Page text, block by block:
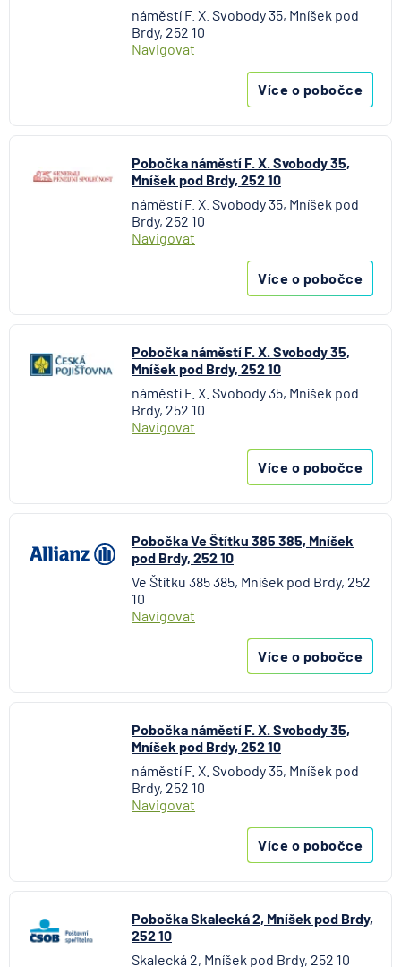
KB Penzijní společnost
Max banka
MetLife Europe d.a.c.
Modrá pyramida stavební spořitelna
MONETA Money Bank
NN Penzijní společnost
NN Životná poisťovňa
Oberbank AG
Raiffeisen stavební spořitelna
Trinity Bank
UniCredit Bank
UNIQA penzijní společnost
UNIQA pojišťovna
Volksbank Raiffeisenbank Nordoberpfalz eG
Východosaská spořitelna Drážďany
náměstí F. X. Svobody 35, Mníšek pod
Brdy, 252 10
Navigovat
Více o pobočce
Pobočka náměstí F. X. Svobody 35,
Mníšek pod Brdy, 252 10
náměstí F. X. Svobody 35, Mníšek pod
Brdy, 252 10
Navigovat
Více o pobočce
Pobočka náměstí F. X. Svobody 35,
Mníšek pod Brdy, 252 10
náměstí F. X. Svobody 35, Mníšek pod
Brdy, 252 10
Navigovat
Více o pobočce
Pobočka Ve Štítku 385 385, Mníšek
pod Brdy, 252 10
Ve Štítku 385 385, Mníšek pod Brdy, 252
10
Navigovat
Více o pobočce
Pobočka náměstí F. X. Svobody 35,
Mníšek pod Brdy, 252 10
náměstí F. X. Svobody 35, Mníšek pod
Brdy, 252 10
Navigovat
Více o pobočce
Pobočka Skalecká 2, Mníšek pod Brdy,
252 10
Skalecká 2, Mníšek pod Brdy, 252 10